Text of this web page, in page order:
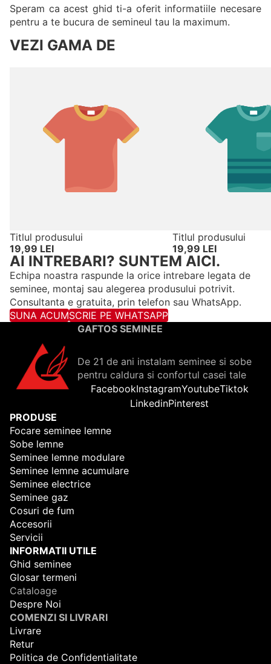
Speram ca acest ghid ti-a oferit informatiile necesare
pentru a te bucura de semineul tau la maximum.
VEZI GAMA DE
Titlul produsului
19,99 LEI
Titlul produsului
19,99 LEI
AI INTREBARI? SUNTEM AICI.
Echipa noastra raspunde la orice intrebare legata de
seminee, montaj sau alegerea produsului potrivit.
Consultanta e gratuita, prin telefon sau WhatsApp.
SUNA ACUMSCRIE PE WHATSAPP
GAFTOS SEMINEE
De 21 de ani instalam seminee si sobe
pentru caldura si confortul casei tale
FacebookInstagramYoutubeTiktok
LinkedinPinterest
PRODUSE
Focare seminee lemne
Sobe lemne
Seminee lemne modulare
Seminee lemne acumulare
Seminee electrice
Seminee gaz
Cosuri de fum
Accesorii
Servicii
INFORMATII UTILE
Ghid seminee
Glosar termeni
Cataloage
Despre Noi
COMENZI SI LIVRARI
Livrare
Retur
Politica de Confidentialitate